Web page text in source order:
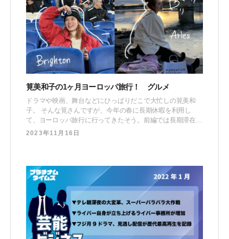
筧美和子の1ヶ月ヨーロッパ旅行！ グルメ
ドラマや映画、舞台などにひっぱりだこで大忙しの筧美和
子。 そんな筧さんですが、今年の春に長期休暇を利用し
て、ヨーロッパ旅行に行ってきたそう。前編では長期滞在し
たパリについて語っていただきましたが、後編はパリ以外に
筧
2023年11月16日